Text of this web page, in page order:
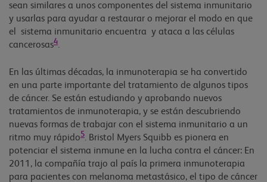
sean similares a unos componentes del sistema inmunitario
y usarlas para ayudar a restaurar o mejorar el modo en que
el sistema inmunitario encuentra y ataca a las células
cancerosas4.
En las últimas décadas, la inmunoterapia se ha convertido
en una parte importante del tratamiento de algunos tipos
de cáncer. Se están estudiando y aprobando nuevos
tratamientos de inmunoterapia, y se están descubriendo
nuevas formas de trabajar con el sistema inmunitario a un
ritmo muy rápido5. Bristol Myers Squibb es pionera en
potenciar el sistema inmune en la lucha contra el cáncer: En
2011, la compañía trajo al país la primera inmunoterapia
para pacientes con melanoma metastásico, el tipo de cáncer